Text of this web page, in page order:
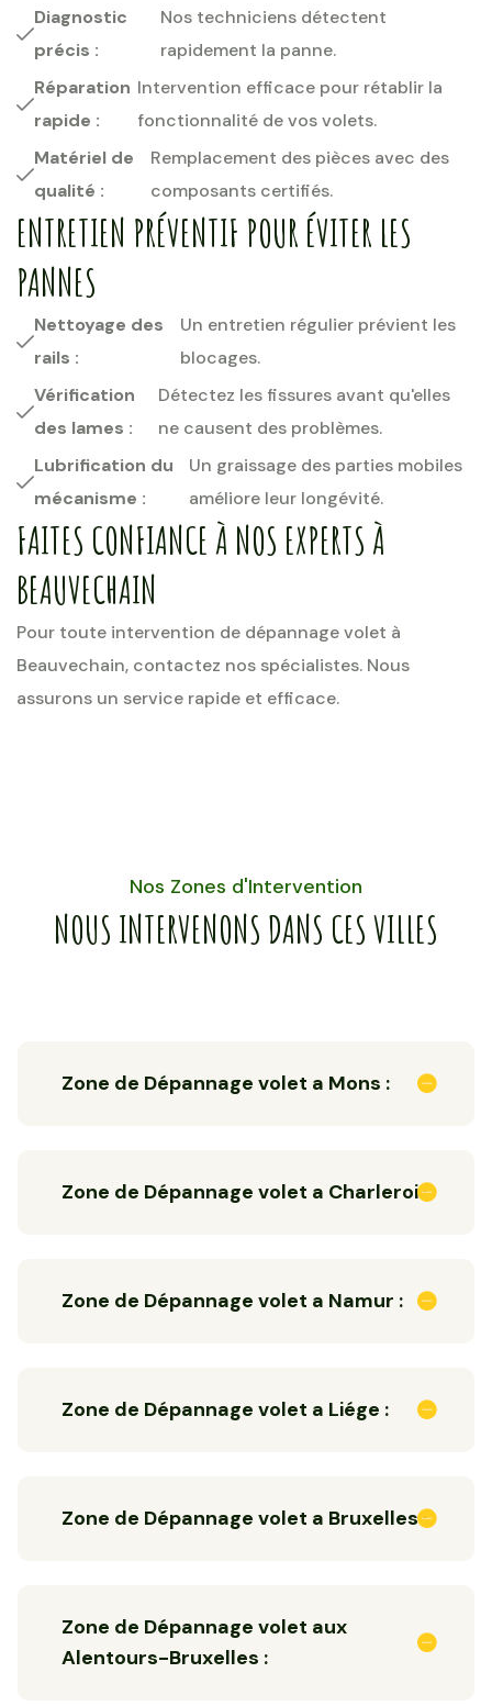
Diagnostic
précis :
Nos techniciens détectent
rapidement la panne.
Réparation
rapide :
Intervention efficace pour rétablir la
fonctionnalité de vos volets.
Matériel de
qualité :
Remplacement des pièces avec des
composants certifiés.
ENTRETIEN PRÉVENTIF POUR ÉVITER LES
PANNES
Nettoyage des
rails :
Un entretien régulier prévient les
blocages.
Vérification
des lames :
Détectez les fissures avant qu'elles
ne causent des problèmes.
Lubrification du
mécanisme :
Un graissage des parties mobiles
améliore leur longévité.
FAITES CONFIANCE À NOS EXPERTS À
BEAUVECHAIN
Pour toute intervention de dépannage volet à
Beauvechain, contactez nos spécialistes. Nous
assurons un service rapide et efficace.
Nos Zones d'Intervention
NOUS INTERVENONS DANS CES VILLES
Zone de Dépannage volet a Mons :
Zone de Dépannage volet a Charleroi :
Zone de Dépannage volet a Namur :
Zone de Dépannage volet a Liége :
Zone de Dépannage volet a Bruxelles :
Zone de Dépannage volet aux
Alentours-Bruxelles :